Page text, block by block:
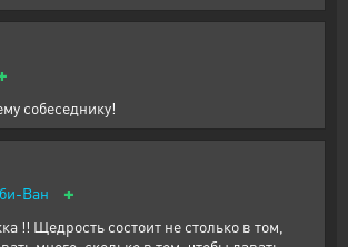
собеседнику!
Ван +
!! Щедрость состоит не столько в том,